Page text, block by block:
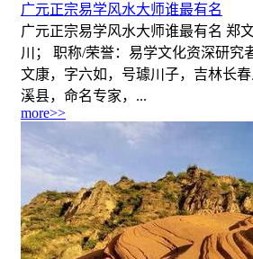
广元正宗易学风水大师谁最有名
广元正宗易学风水大师谁最有名 郑
川； 职称/荣誉：易学文化资深研究
文康，字六如，号璩川子，吉林长
溪县，命名专家，...
more>>